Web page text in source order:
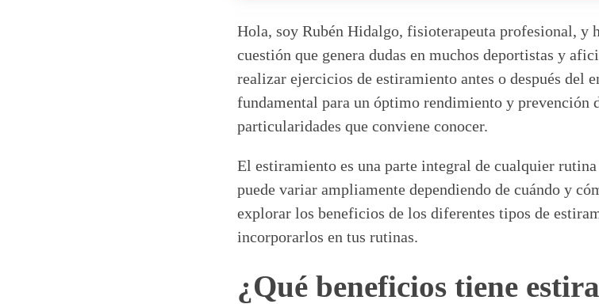
Hola, soy Rubén Hidalgo, fisioterapeuta profesional, y
cuestión que genera dudas en muchos deportistas y
realizar ejercicios de estiramiento antes o después del
fundamental para un óptimo rendimiento y prevención
particularidades que conviene conocer.
El estiramiento es una parte integral de cualquier
puede variar ampliamente dependiendo de cuándo y
explorar los beneficios de los diferentes tipos de
incorporarlos en tus rutinas.
¿Qué beneficios tiene